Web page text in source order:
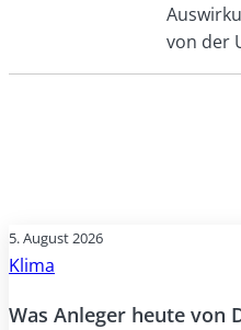
von der
5. August 2026
Klima
Was Anleger heute von